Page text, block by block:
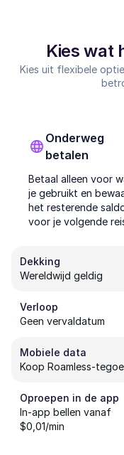
Kies wat
Kies uit flexibele
Onderweg
betalen
Betaal alleen voor
je gebruikt en
het resterende
voor je volgende
Dekking
Wereldwijd geldig
Verloop
Geen vervaldatum
Mobiele data
Koop Roamless-
Oproepen in de app
In-app bellen vanaf
$0,01/min